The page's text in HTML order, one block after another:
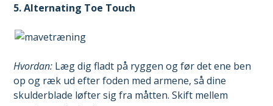
5. Alternating Toe Touch
Hvordan: Læg dig fladt på ryggen og før det ene ben
op og ræk ud efter foden med armene, så dine
skulderblade løfter sig fra måtten. Skift mellem